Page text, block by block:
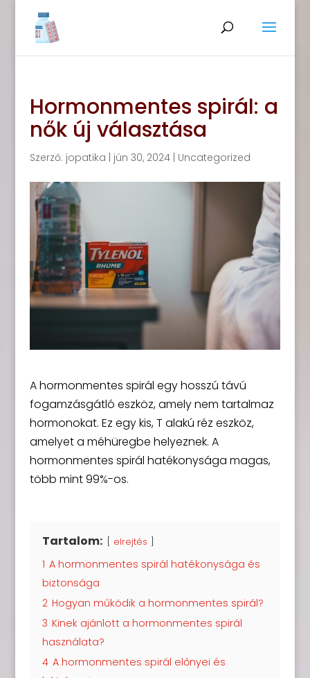
Hormonmentes spirál: a
nők új választása
Szerző: jopatika jún 30, 2024| Uncategorized
A hormonmentes spirál egy hosszú távú
fogamzásgátló eszköz, amely nem tartalmaz
hormonokat. Ez egy kis, T alakú réz eszköz,
amelyet a méhüregbe helyeznek. A
hormonmentes spirál hatékonysága magas,
több mint 99%-os.
Tartalom: elrejtés
1 A hormonmentes spirál hatékonysága és
biztonsága
2 Hogyan működik a hormonmentes spirál?
3 Kinek ajánlott a hormonmentes spirál
használata?
4 A hormonmentes spirál előnyei és